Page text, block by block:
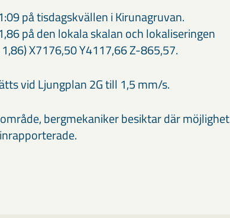
på tisdagskvällen i Kirunagruvan.
på den lokala skalan och lokaliseringen
X7176,50 Y4117,66 Z-865,57.
vid Ljungplan 2G till 1,5 mm/s.
bergmekaniker besiktar där möjlighet